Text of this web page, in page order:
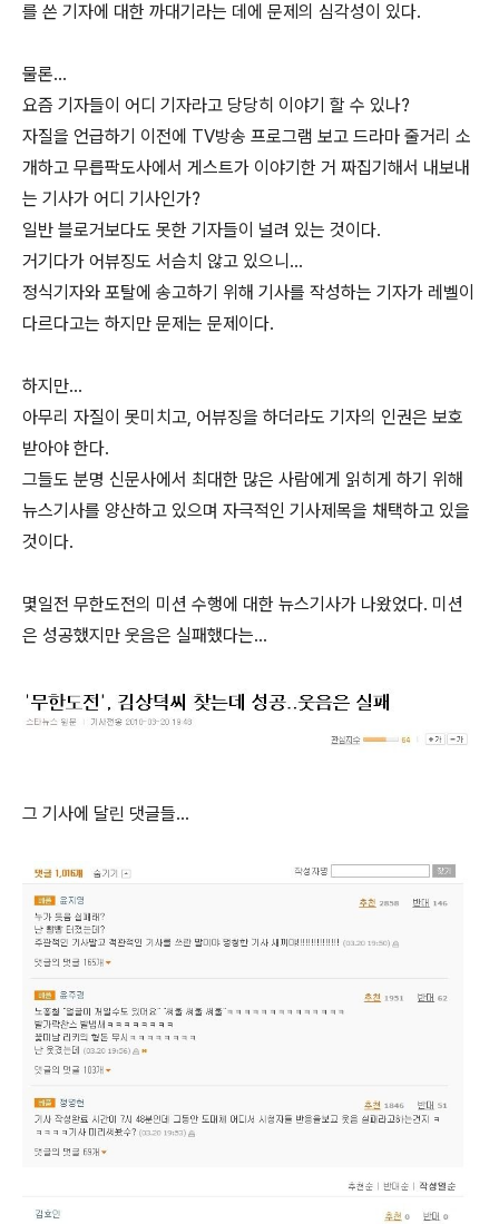
를 쓴 기자에 대한 까대기라는 데에 문제의 심각성이 있다.
물론...
요즘 기자들이 어디 기자라고 당당히 이야기 할 수 있나?
자질을 언급하기 이전에 TV방송 프로그램 보고 드라마 줄거리 소
개하고 무릅팍도사에서 게스트가 이야기한 거 짜집기해서 내보내
는 기사가 어디 기사인가?
일반 블로거보다도 못한 기자들이 널려 있는 것이다.
거기다가 어뷰징도 서슴치 않고 있으니...
정식기자와 포탈에 송고하기 위해 기사를 작성하는 기자가 레벨이
다르다고는 하지만 문제는 문제이다.
하지만...
아무리 자질이 못미치고, 어뷰징을 하더라도 기자의 인권은 보호
받아야 한다.
그들도 분명 신문사에서 최대한 많은 사람에게 읽히게 하기 위해
뉴스기사를 양산하고 있으며 자극적인 기사제목을 채택하고 있을
것이다.
몇일전 무한도전의 미션 수행에 대한 뉴스기사가 나왔었다. 미션
은 성공했지만 웃음은 실패했다는...
그 기사에 달린 댓글들...